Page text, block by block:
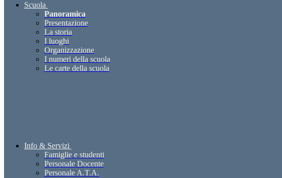
Scuola
Panoramica
Presentazione
La storia
I luoghi
Organizzazione
I numeri della scuola
Le carte della scuola
Info & Servizi
Famiglie e studenti
Personale Docente
Personale A.T.A.